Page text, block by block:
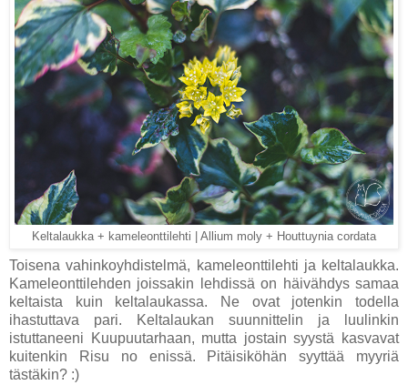
Keltalaukka + kameleonttilehti | Allium moly + Houttuynia cordata
Toisena vahinkoyhdistelmä, kameleonttilehti ja keltalaukka.
Kameleonttilehden joissakin lehdissä on häivähdys samaa
keltaista kuin keltalaukassa. Ne ovat jotenkin todella
ihastuttava pari. Keltalaukan suunnittelin ja luulinkin
istuttaneeni Kuupuutarhaan, mutta jostain syystä kasvavat
kuitenkin Risu no enissä. Pitäisiköhän syyttää myyriä
tästäkin? :)